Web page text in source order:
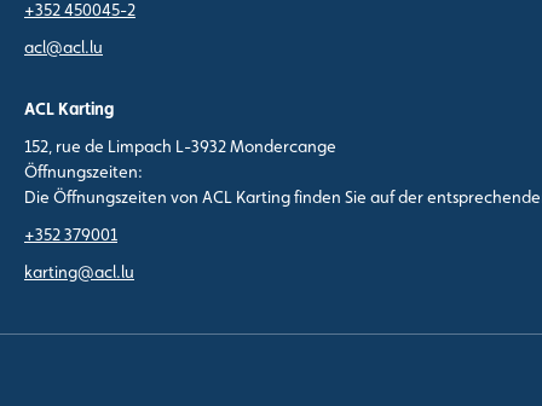
+352 450045-2
acl@acl.lu
ACL Karting
152, rue de Limpach L-3932 Mondercange
Öffnungszeiten:
Die Öffnungszeiten von ACL Karting finden Sie auf der
+352 379001
karting@acl.lu